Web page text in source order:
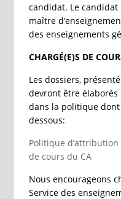
candidat. Le
maître
des enseignements
CHARGÉ(E)S DE
Les dossiers,
devront être
dans la politique
dessous:
Politique d’attribution
de cours du CA
Nous encourageons
Service des